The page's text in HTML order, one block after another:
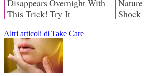
Altri articoli di Take Care